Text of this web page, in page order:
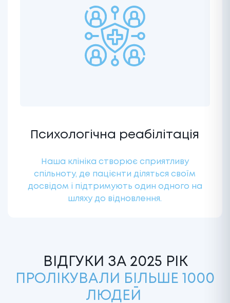
Психологічна реабілітація
Наша клініка створює сприятливу
спільноту, де пацієнти діляться своїм
досвідом і підтримують один одного на
шляху до відновлення.
ВІДГУКИ ЗА 2025 РІК
ПРОЛІКУВАЛИ БІЛЬШЕ 1000
ЛЮДЕЙ